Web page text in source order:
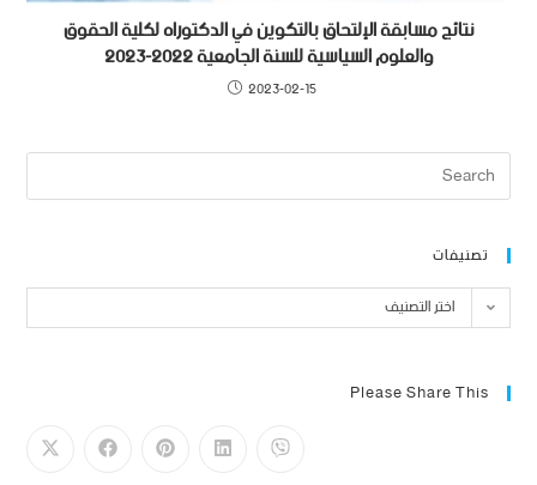
نتائج مسابقة الإلتحاق بالتكوين في الدكتوراه لكلية الحقوق
والعلوم السياسية للسنة الجامعية 2022-2023
2023-02-15
تصنيفات
اختر التصنيف
Please Share This